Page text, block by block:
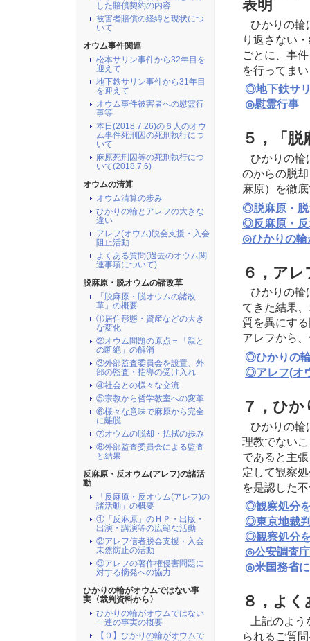
表明
ひかりの輪
り返さない
ごとに、事
を行ってま
◎地下鉄サ
◎慰霊行事
５，「
ひかりの輪
のからの脱
麻原）を徹
◎脱麻原・脱
◎反麻原・反
◎ひかりの輪
６，ア
ひかりの輪
てきた結果
質を異にす
アレフから
◎ひかりの
◎アレフ(オ
７，ひ
ひかりの輪
理教でない
であると主
定して観察
を是認した
◎観察処分
◎東京地裁
◎観察処分
◎公安調査
◎米国務省
８，よ
上記のよう
られるご質
した賠償契約の内容
被害者賠償の経緯と現状につ
いて
オウム事件関連
松本サリン事件から32年目を
迎えて
地下鉄サリン事件から31年目
を迎えて
オウム事件被害者への慰霊行
事等
本日(2018.7.26)の６人のオウ
ム事件死刑囚の死刑執行につ
いて
麻原死刑囚等の死刑執行につ
いて(2018.7.6)
オウムの清算
オウム清算の歩み
ひかりの輪とアレフの大きな
違い
アレフ(オウム)脱会支援・入会
阻止活動
よくある質問(過去のオウム関
連事項について)
脱麻原・脱オウムの諸改革
「脱麻原・脱オウムの諸改
革」の概要
①居住形態・資産などの大き
な変化
②オウム問題の原点＝「親と
の断絶」の解消
③外部監査委員会を設置、外
部の監査・指導の受け入れ
④社会との様々な交流
⑤宗教から哲学教室への変革
⑥様々な意味で麻原から完全
に離脱
⑦オウムの脱却・払拭の歩み
⑧外部監査委員会による監査
と結果
反麻原・反オウム(アレフ)の諸活
動
「反麻原・反オウム(アレフ)の
諸活動」の概要
①「反麻原」のＨＰ・出版・
出演・講演等の広範な活動
②アレフ信者脱会支援・入会
未然防止の活動
③アレフの著作権侵害問題に
対する摘発への協力
ひかりの輪がオウムではない事
実〈裁判資料から〉
ひかりの輪がオウムではない
一連の事実の概要
【０】ひかりの輪がオウムで